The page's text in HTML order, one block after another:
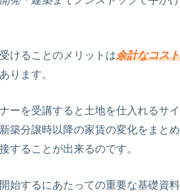
けることのメリットは余計なコス
ります。
ーを受講すると土地を仕入れるサ
築分譲時以降の家賃の変化をまと
することが出来るのです。
始するにあたっての重要な基礎資